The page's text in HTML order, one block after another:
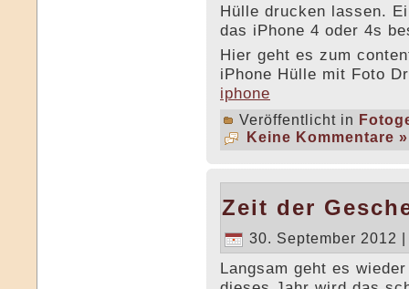
Hülle drucken lassen.
das iPhone 4 oder 4s
Hier geht es zum
iPhone Hülle mit Foto
iphone
Veröffentlicht in
Keine Kommentare »
Zeit der
30. September 2012
Langsam geht es